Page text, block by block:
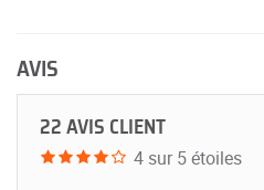
AVIS
22 AVIS CLIENT
4 sur 5 étoiles